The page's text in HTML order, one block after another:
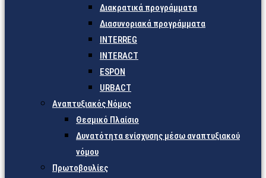
Διακρατικά προγράμματα
Διασυνοριακά προγράμματα
INTERREG
INTERACT
ESPON
URBACT
Αναπτυξιακός Νόμος
Θεσμικό Πλαίσιο
Δυνατότητα ενίσχυσης μέσω αναπτυξιακού
νόμου
Πρωτοβουλίες